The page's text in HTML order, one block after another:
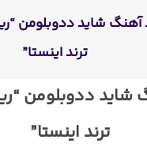
آهنگ شاید ددوبلومن
ترند اینستا”
شاید ددوبلومن
ترند اینستا”